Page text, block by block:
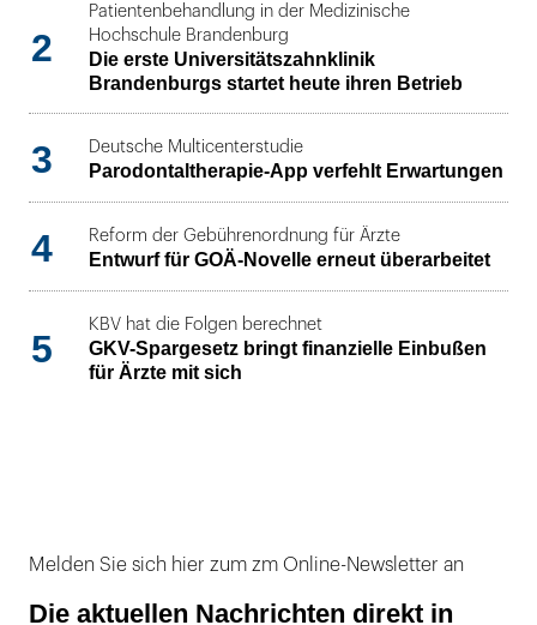
2
Patientenbehandlung in der Medizinische
Hochschule Brandenburg
Die erste Universitätszahnklinik
Brandenburgs startet heute ihren Betrieb
3 Deutsche Multicenterstudie
Parodontaltherapie-App verfehlt Erwartungen
4 Reform der Gebührenordnung für Ärzte
Entwurf für GOÄ-Novelle erneut überarbeitet
5
KBV hat die Folgen berechnet
GKV-Spargesetz bringt finanzielle Einbußen
für Ärzte mit sich
Melden Sie sich hier zum zm Online-Newsletter an
Die aktuellen Nachrichten direkt in